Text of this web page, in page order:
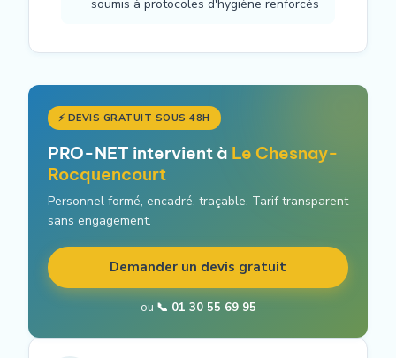
soumis à protocoles d'hygiène renforcés
⚡ DEVIS GRATUIT SOUS 48H
PRO-NET intervient à Le Chesnay-
Rocquencourt
Personnel formé, encadré, traçable. Tarif transparent
sans engagement.
Demander un devis gratuit
ou 📞 01 30 55 69 95